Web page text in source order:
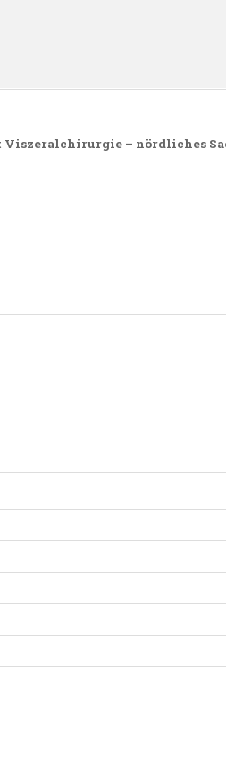
Viszeralchirurgie – nördliches